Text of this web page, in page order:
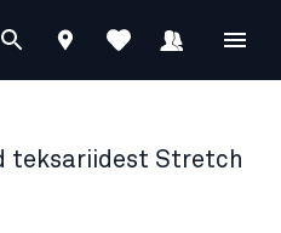
teksariidest Stretch